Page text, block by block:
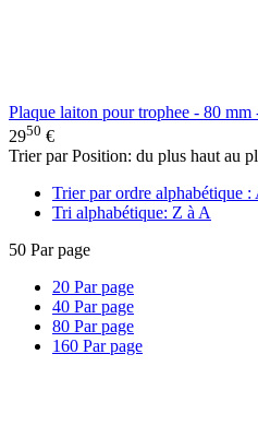
Plaque laiton pour trophee - 80
2950 €
Trier par Position: du plus haut au
Trier par ordre alphabétique :
Tri alphabétique: Z à A
50 Par page
20 Par page
40 Par page
80 Par page
160 Par page